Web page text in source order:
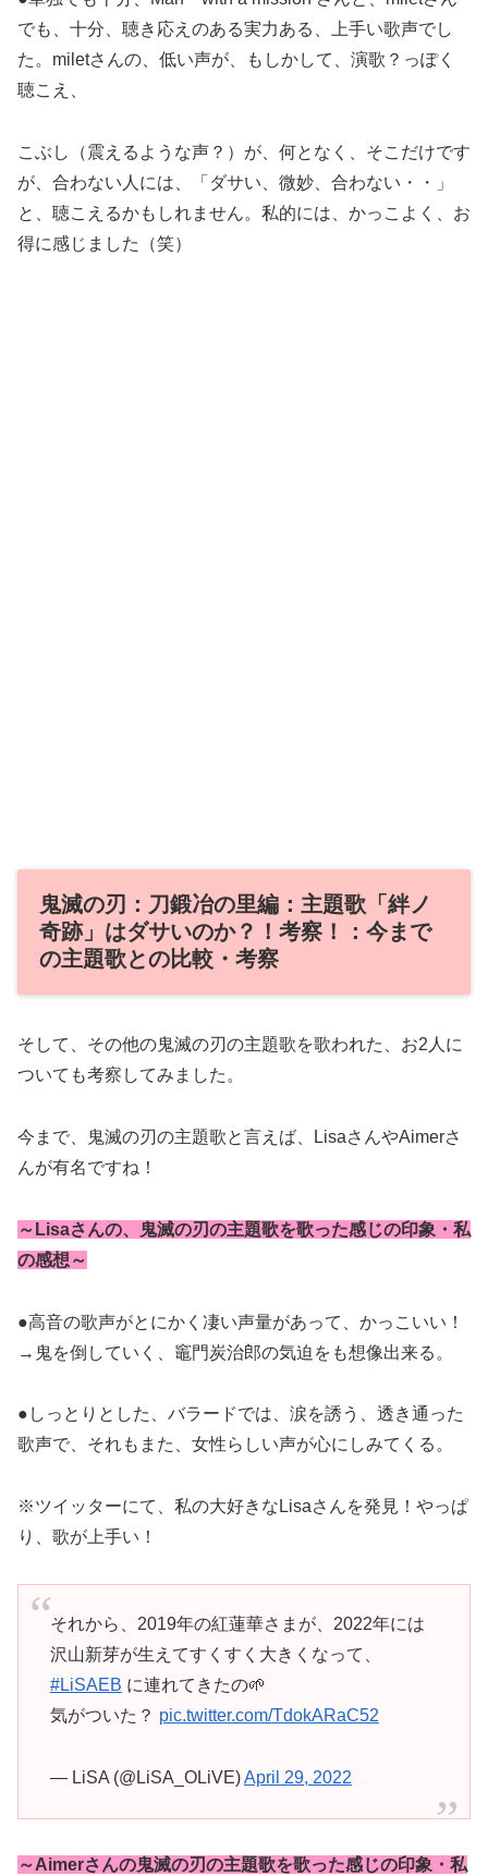
でも、十分、聴き応えのある実力ある、上手い歌声でし
た。miletさんの、低い声が、もしかして、演歌？っぽく
聴こえ、
こぶし（震えるような声？）が、何となく、そこだけです
が、合わない人には、「ダサい、微妙、合わない・・」
と、聴こえるかもしれません。私的には、かっこよく、お
得に感じました（笑）
鬼滅の刃：刀鍛冶の里編：主題歌「絆ノ
奇跡」はダサいのか？！考察！：今まで
の主題歌との比較・考察
そして、その他の鬼滅の刃の主題歌を歌われた、お2人に
ついても考察してみました。
今まで、鬼滅の刃の主題歌と言えば、LisaさんやAimerさ
んが有名ですね！
～Lisaさんの、鬼滅の刃の主題歌を歌った感じの印象・私
の感想～
●高音の歌声がとにかく凄い声量があって、かっこいい！
→鬼を倒していく、竈門炭治郎の気迫をも想像出来る。
●しっとりとした、バラードでは、涙を誘う、透き通った
歌声で、それもまた、女性らしい声が心にしみてくる。
※ツイッターにて、私の大好きなLisaさんを発見！やっぱ
り、歌が上手い！
それから、2019年の紅蓮華さまが、2022年には
沢山新芽が生えてすくすく大きくなって、
#LiSAEB に連れてきたの🌱
気がついた？ pic.twitter.com/TdokARaC52
— LiSA (@LiSA_OLiVE)April 29, 2022
～Aimerさんの鬼滅の刃の主題歌を歌った感じの印象・私